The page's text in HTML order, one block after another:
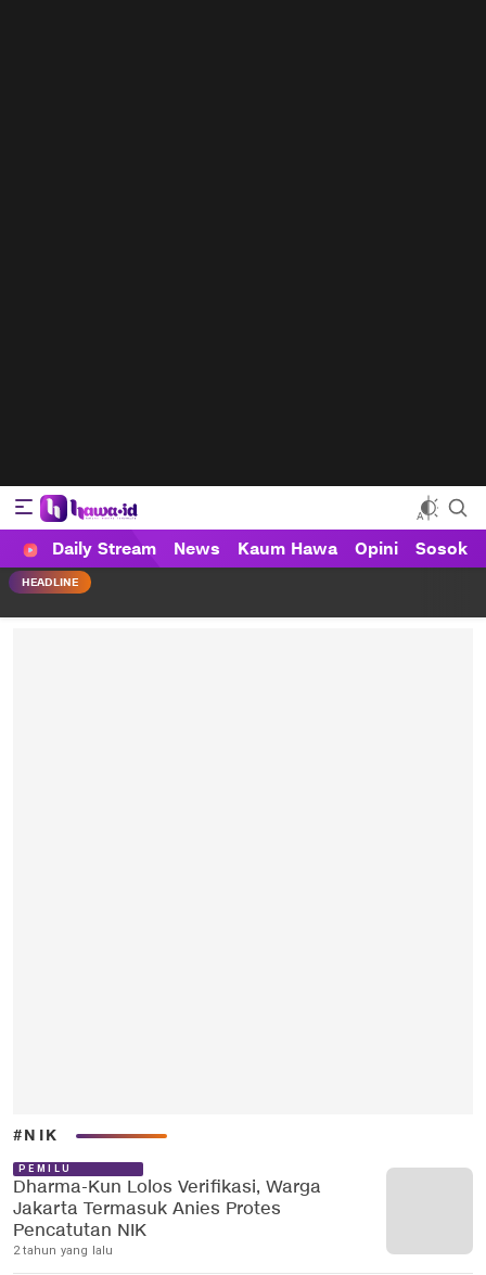
HAWA
Haluan Wanita Indonesia
Daily Stream News Kaum Hawa Opini Sosok
HEADLINE
#NIK
PEMILU
Dharma-Kun Lolos Verifikasi, Warga
Jakarta Termasuk Anies Protes
Pencatutan NIK
2 tahun yang lalu